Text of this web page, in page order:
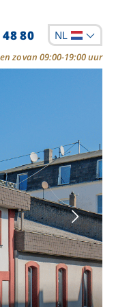
80 NL
zo van 09:00-19:00 uur